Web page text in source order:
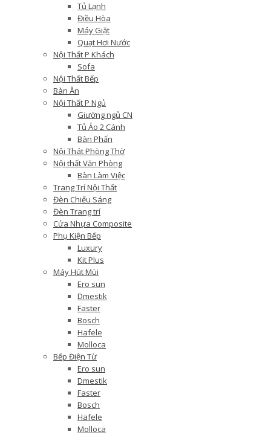
Tủ Lạnh
Điều Hòa
Máy Giặt
Quạt Hơi Nước
Nội Thất P Khách
Sofa
Nội Thất Bếp
Bàn Ăn
Nội Thất P Ngủ
Giường ngủ CN
Tủ Áo 2 Cánh
Bàn Phấn
Nội Thát Phòng Thờ
Nội thất Văn Phòng
Bàn Làm Việc
Trang Trí Nội Thất
Đèn Chiếu Sáng
Đèn Trang trí
Cửa Nhựa Composite
Phụ Kiện Bếp
Luxury
Kit Plus
Máy Hút Mùi
Ero sun
Dmestik
Faster
Bosch
Hafele
Molloca
Bếp Điện Từ
Ero sun
Dmestik
Faster
Bosch
Hafele
Molloca